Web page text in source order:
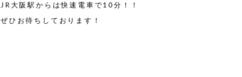
JR大阪駅からは快速電車で10分！！
ぜひお待ちしております！